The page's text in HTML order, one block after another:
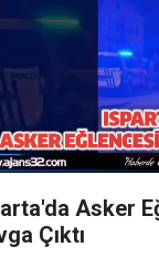
Asker
Çıktı